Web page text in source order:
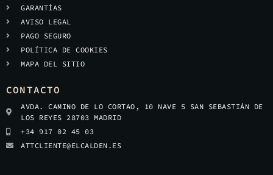
GARANTÍAS
AVISO LEGAL
PAGO SEGURO
POLÍTICA DE COOKIES
MAPA DEL SITIO
CONTACTO
AVDA. CAMINO DE LO CORTAO, 10 NAVE 5 SAN SEBASTIÁN DE
LOS REYES 28703 MADRID
+34 917 02 45 03
ATTCLIENTE@ELCALDEN.ES